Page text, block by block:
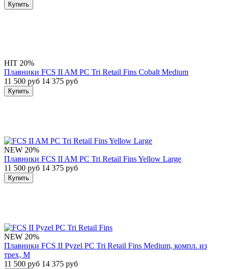
Купить
HIT 20%
Плавники FCS II AM PC Tri Retail Fins Cobalt Medium
11 500 руб 14 375 руб
Купить
NEW 20%
Плавники FCS II AM PC Tri Retail Fins Yellow Large
11 500 руб 14 375 руб
Купить
NEW 20%
Плавники FCS II Pyzel PC Tri Retail Fins Medium, компл. из
трех, M
11 500 руб 14 375 руб